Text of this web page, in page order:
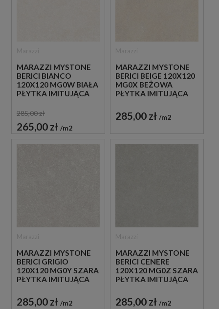
MARAZZI MYSTONE
BERICI BIANCO
120X120 MG0W BIAŁA
PŁYTKA IMITUJĄCA
285,00 zł
265,00 zł m2
MARAZZI MYSTONE
BERICI BEIGE 120X120
MG0X BEŻOWA
PŁYTKA IMITUJĄCA
285,00 zł m2
MARAZZI MYSTONE
BERICI GRIGIO
120X120 MG0Y SZARA
PŁYTKA IMITUJĄCA
285,00 zł m2
MARAZZI MYSTONE
BERICI CENERE
120X120 MG0Z SZARA
PŁYTKA IMITUJĄCA
285,00 zł m2